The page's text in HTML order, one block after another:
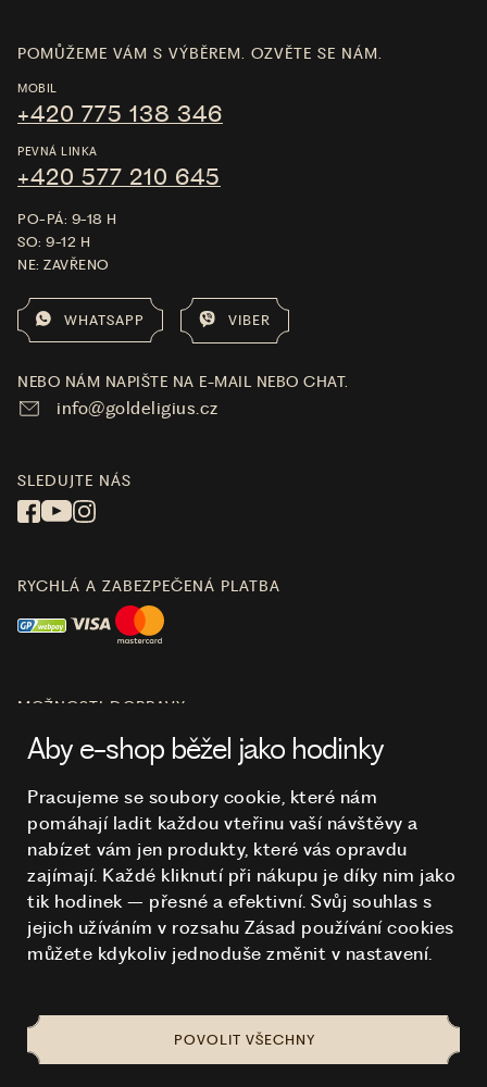
O NÁKUPU
HODINKY
POMŮŽEME VÁM S VÝBĚREM. OZVĚTE SE NÁM.
MOBIL
+420 775 138 346
PEVNÁ LINKA
+420 577 210 645
PO-PÁ: 9-18 H
SO: 9-12 H
NE: ZAVŘENO
WHATSAPP VIBER
NEBO NÁM NAPIŠTE NA E-MAIL NEBO CHAT.
info@goldeligius.cz
SLEDUJTE NÁS
RYCHLÁ A ZABEZPEČENÁ PLATBA
MOŽNOSTI DOPRAVY
Aby e-shop běžel jako hodinky
Pracujeme se soubory cookie, které nám
pomáhají ladit každou vteřinu vaší návštěvy a
nabízet vám jen produkty, které vás opravdu
zajímají. Každé kliknutí při nákupu je díky nim jako
tik hodinek – přesné a efektivní. Svůj souhlas s
jejich užíváním v rozsahu Zásad používání cookies
můžete kdykoliv jednoduše změnit v nastavení.
POVOLIT VŠECHNY